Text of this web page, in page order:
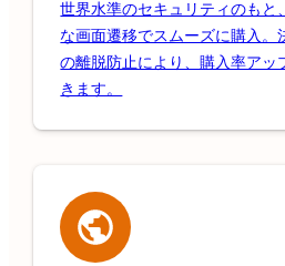
世界水準のセキュリティのもと
な画面遷移でスムーズに購入。
の離脱防止により、購入率アッ
きます。